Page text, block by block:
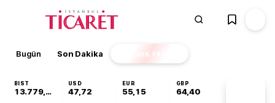
Bugün Son Dakika Finans EKSTRA
BIST
13.779,39
USD
47,72
EUR
55,15
GBP
64,40